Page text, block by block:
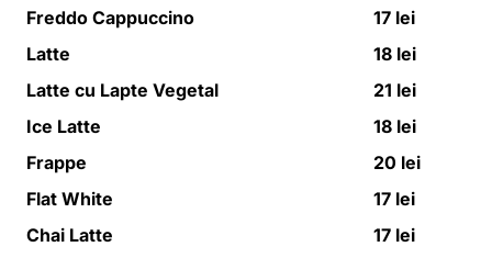
Freddo Cappuccino
17 lei
Latte
18 lei
Latte cu Lapte Vegetal
21 lei
Ice Latte
18 lei
Frappe
20 lei
Flat White
17 lei
Chai Latte
17 lei